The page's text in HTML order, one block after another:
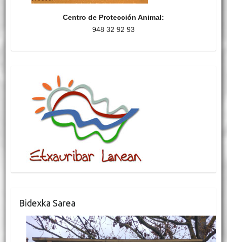
Centro de Protección Animal:
948 32 92 93
Bidexka Sarea